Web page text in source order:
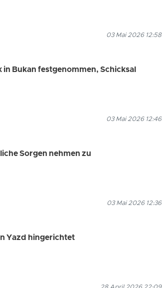
03 Mai 2026 12:58
Bukan festgenommen, Schicksal
03 Mai 2026 12:46
Sorgen nehmen zu
03 Mai 2026 12:36
Yazd hingerichtet